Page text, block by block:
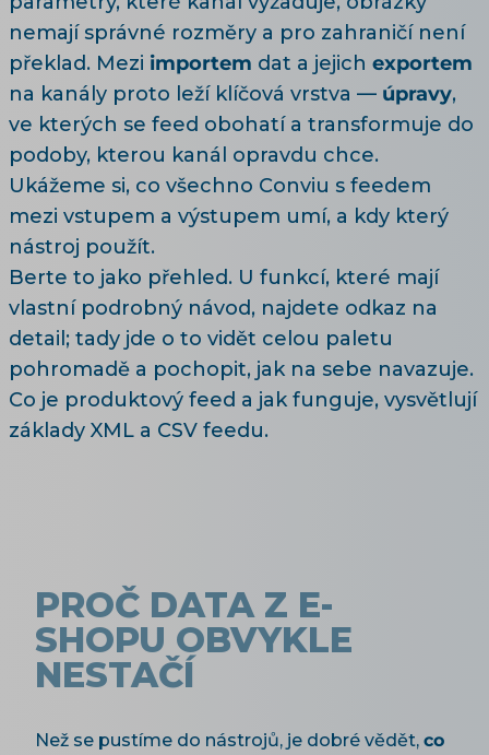
nemají správné rozměry a pro zahraničí není
překlad. Mezi importem dat a jejich exportem
na kanály proto leží klíčová vrstva — úpravy,
ve kterých se feed obohatí a transformuje do
podoby, kterou kanál opravdu chce.
Ukážeme si, co všechno Conviu s feedem
mezi vstupem a výstupem umí, a kdy který
nástroj použít.
Berte to jako přehled. U funkcí, které mají
vlastní podrobný návod, najdete odkaz na
detail; tady jde o to vidět celou paletu
pohromadě a pochopit, jak na sebe navazuje.
Co je produktový feed a jak funguje, vysvětlují
základy XML a CSV feedu.
PROČ DATA Z E-
SHOPU OBVYKLE
NESTAČÍ
Než se pustíme do nástrojů, je dobré vědět, co